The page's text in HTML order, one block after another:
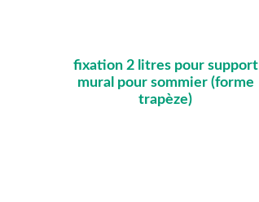
fixation 2 litres pour support
mural pour sommier (forme
trapèze)